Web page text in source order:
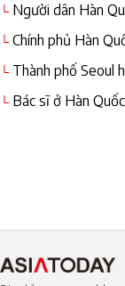
└ Người dân Hàn
└ Chính phủ Hàn
nội trú không bỏ làm
└ Thành phố Seoul
└ Bác sĩ ở Hàn